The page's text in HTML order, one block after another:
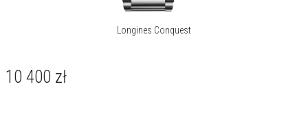
Longines Conquest
10 400 zł